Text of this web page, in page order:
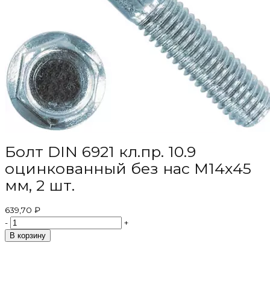
Болт DIN 6921 кл.пр. 10.9
оцинкованный без нас М14х45
мм, 2 шт.
639,70 ₽
-
+
В корзину